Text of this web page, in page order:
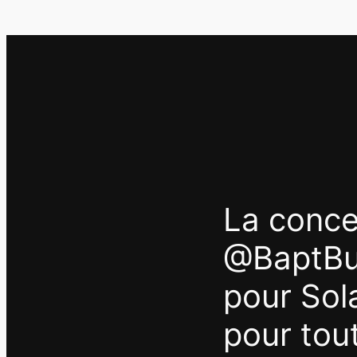
La
pour
pour